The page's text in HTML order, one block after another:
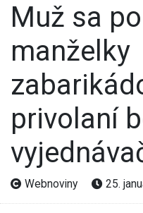
Muž sa po napadnutí
manželky
privolaní
Webnoviny 25.